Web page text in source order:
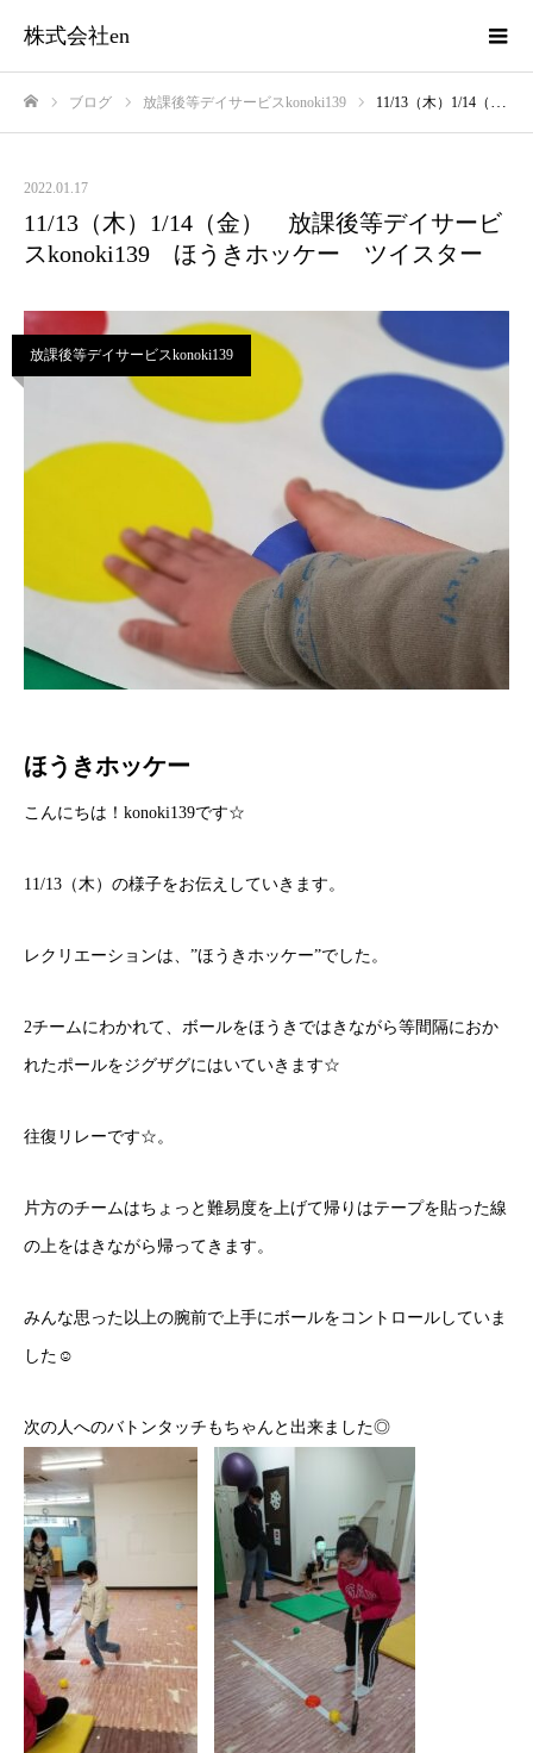
株式会社en
ブログ 放課後等デイサービスkonoki139 11/13（木）1/14（金） 放課後等デイサービスkonoki139 ほうきホッケー ツイスター
2022.01.17
11/13（木）1/14（金） 放課後等デイサービ
スkonoki139 ほうきホッケー ツイスター
放課後等デイサービスkonoki139
ほうきホッケー
こんにちは！konoki139です☆
11/13（木）の様子をお伝えしていきます。
レクリエーションは、”ほうきホッケー”でした。
2チームにわかれて、ボールをほうきではきながら等間隔におか
れたポールをジグザグにはいていきます☆
往復リレーです☆。
片方のチームはちょっと難易度を上げて帰りはテープを貼った線
の上をはきながら帰ってきます。
みんな思った以上の腕前で上手にボールをコントロールしていま
した☺
次の人へのバトンタッチもちゃんと出来ました◎